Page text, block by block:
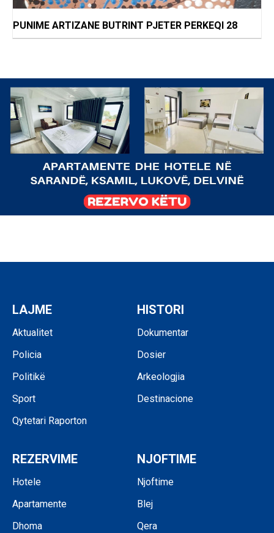
PUNIME ARTIZANE BUTRINT PJETER PERKEQI 28
LAJME
Aktualitet
Policia
Politikë
Sport
Qytetari Raporton
HISTORI
Dokumentar
Dosier
Arkeologjia
Destinacione
REZERVIME
Hotele
Apartamente
Dhoma
NJOFTIME
Njoftime
Blej
Qera